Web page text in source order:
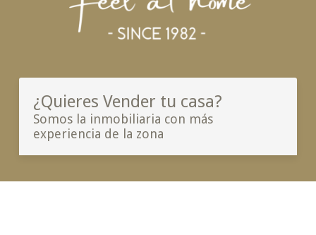
¿Quieres Vender tu casa?
Somos la inmobiliaria con más
experiencia de la zona